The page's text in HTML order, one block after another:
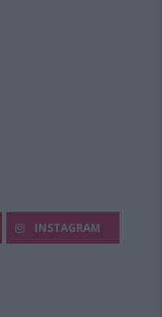
INSTAGRAM